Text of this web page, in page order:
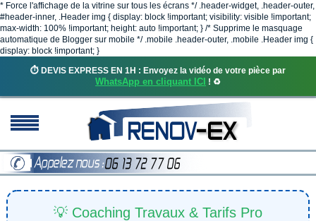
* Force l'affichage de la vitrine sur tous les écrans */ .header-widget, .header-outer,
#header-inner, .Header img { display: block !important; visibility: visible !important;
max-width: 100% !important; height: auto !important; } /* Supprime le masquage
automatique de Blogger sur mobile */ .mobile .header-outer, .mobile .Header img {
display: block !important; }
⏱️ DEVIS EXPRESS EN 1H : Envoyez la vidéo de votre pièce par
WhatsApp en cliquant ICI ! ♻️
💡 Coaching Travaux & Tarifs Pro